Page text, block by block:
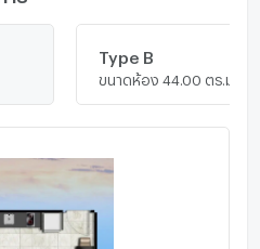
ตา ทำให้มีร้านอาหารนานาชาติที่
ายหาด 9 กิโลเมตร
Type B
ขนาดห้อง 44.00 ตร.ม.